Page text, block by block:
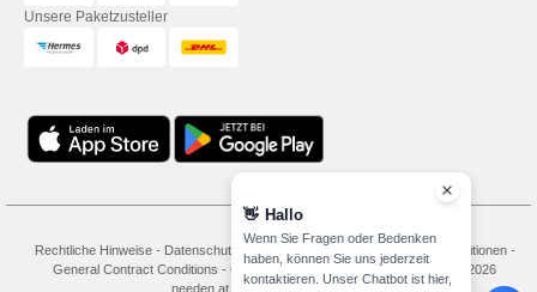
Unsere Paketzusteller
Rechtliche Hinweise- Datenschutzbestimmungen - Bedingungen und Konditionen-
General Contract Conditions - Cookie-Richtlinie Site Map
Copyright 2026
needen.at - Alle Rechte vorbehalten
👋 Hallo
Wenn Sie Fragen oder Bedenken
haben, können Sie uns jederzeit
kontaktieren. Unser Chatbot ist hier,